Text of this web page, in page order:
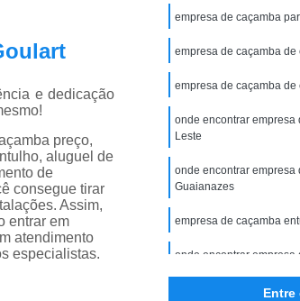
Remoção de Entulho de Obra
Remoção
com Caminhão
Remoção de Terra
Remoção de Entulho Ensacado
Retirada de Entulho
e dedicação
preço,
aluguel de
de
consegue tirar
Assim,
entrar em
atendimento
especialistas.
empresa de caçamba
empresa de caçamba
empresa de caçamba
onde encontrar empresa
Leste
onde encontrar empresa
Guaianazes
empresa de caçamba
onde encontrar empresa
Entre